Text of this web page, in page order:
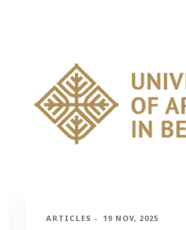
ARTICLES - 19 NOV, 2025